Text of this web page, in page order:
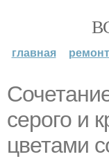
главная
серого и
цветами